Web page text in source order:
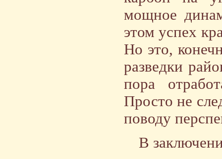
мощное
этом успех
Но это,
разведки
пора
Просто не
поводу
В